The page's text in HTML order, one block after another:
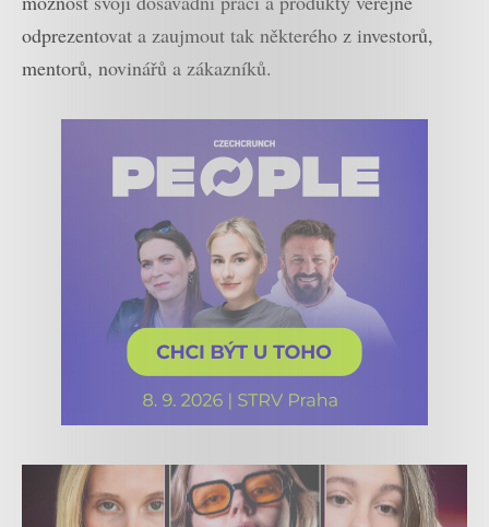
odprezentovat a zaujmout tak některého z investorů,
mentorů, novinářů a zákazníků.